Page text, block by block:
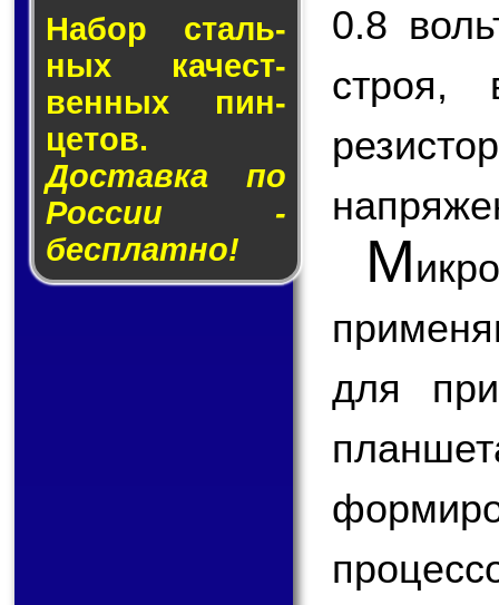
Набор сталь­
ных ка­чест­
вен­ных пин­
це­тов.
Доставка по
России -
бесплатно!
0.8
строя,
М
для